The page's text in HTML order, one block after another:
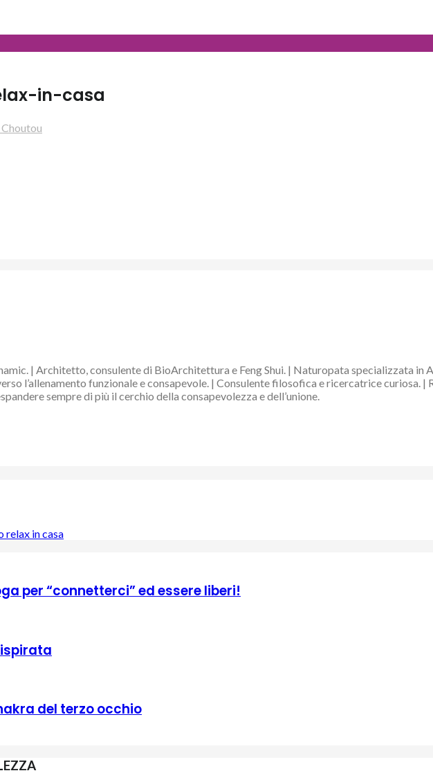
in-casa
Choutou
| Architetto, consulente di BioArchitettura e Feng Shui. | Naturopata specializzata in
l’allenamento funzionale e consapevole. | Consulente filosofica e ricercatrice curiosa.
sempre di più il cerchio della consapevolezza e dell’unione.
relax in casa
per “connetterci” ed essere liberi!
del terzo occhio